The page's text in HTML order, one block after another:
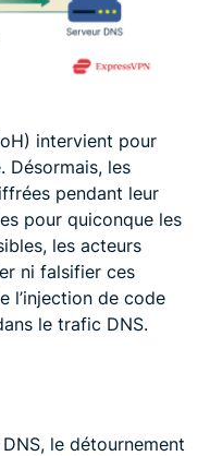
intervient pour
Désormais, les
pendant leur
pour quiconque les
les acteurs
ni falsifier ces
l’injection de code
le trafic DNS.
le détournement